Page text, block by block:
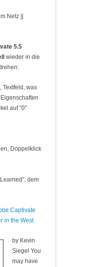
Netz ||
5.5
wieder in die
Textfeld, was
auf “0″
Doppelklick
dem
Captivate
in the West
by Kevin
Siegel You
may have